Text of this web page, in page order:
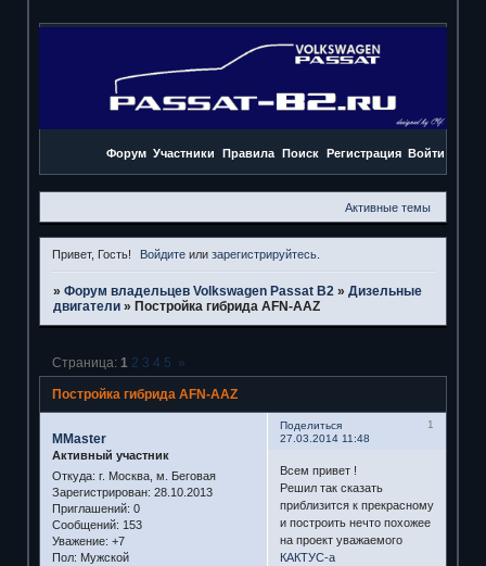
Форум Участники Правила Поиск Регистрация Войти
Активные темы
Привет, Гость! Войдите илизарегистрируйтесь
» Форум владельцев Volkswagen Passat B2 » Дизельные
двигатели » Постройка гибрида AFN-AAZ
Постройка гибрида AFN-AAZ
Страница: 1 2 3 4 5 »
Поделиться
1
27.03.2014 11:48
MMaster
Активный участник
Откуда: г. Москва, м. Беговая
Зарегистрирован: 28.10.2013
Приглашений: 0
Сообщений: 153
Уважение: +7
Пол: Мужской
Всем привет !
Решил так сказать
приблизится к прекрасному
и построить нечто похожее
на проект уважаемого
КАКТУС-а